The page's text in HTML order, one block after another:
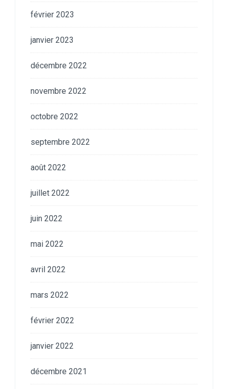
février 2023
janvier 2023
décembre 2022
novembre 2022
octobre 2022
septembre 2022
août 2022
juillet 2022
juin 2022
mai 2022
avril 2022
mars 2022
février 2022
janvier 2022
décembre 2021